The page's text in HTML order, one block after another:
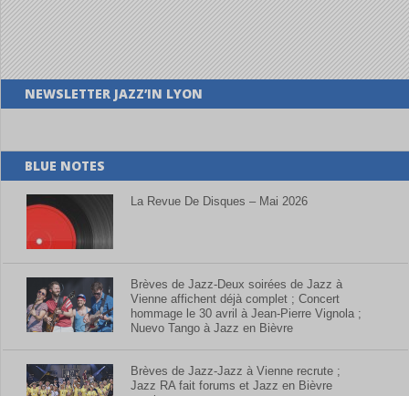
NEWSLETTER JAZZ’IN LYON
BLUE NOTES
La Revue De Disques – Mai 2026
Brèves de Jazz-Deux soirées de Jazz à
Vienne affichent déjà complet ; Concert
hommage le 30 avril à Jean-Pierre Vignola ;
Nuevo Tango à Jazz en Bièvre
Brèves de Jazz-Jazz à Vienne recrute ;
Jazz RA fait forums et Jazz en Bièvre